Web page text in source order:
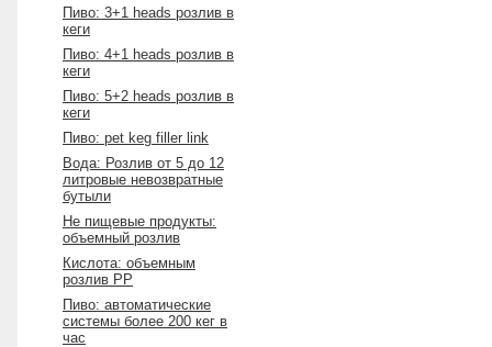
Пиво: 3+1 heads розлив в
кеги
Пиво: 4+1 heads розлив в
кеги
Пиво: 5+2 heads розлив в
кеги
Пиво: pet keg filler link
Вода: Розлив от 5 до 12
литровые невозвратные
бутыли
Не пищевые продукты:
объемный розлив
Кислота: объемным
розлив PP
Пиво: автоматические
системы более 200 кег в
час